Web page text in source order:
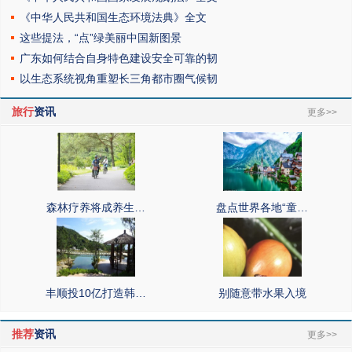
《中华人民共和国生态环境法典》全文
这些提法，“点”绿美丽中国新图景
广东如何结合自身特色建设安全可靠的韧
以生态系统视角重塑长三角都市圈气候韧
旅行资讯 更多>>
森林疗养将成养生… 盘点世界各地“童…
丰顺投10亿打造韩… 别随意带水果入境
推荐资讯 更多>>